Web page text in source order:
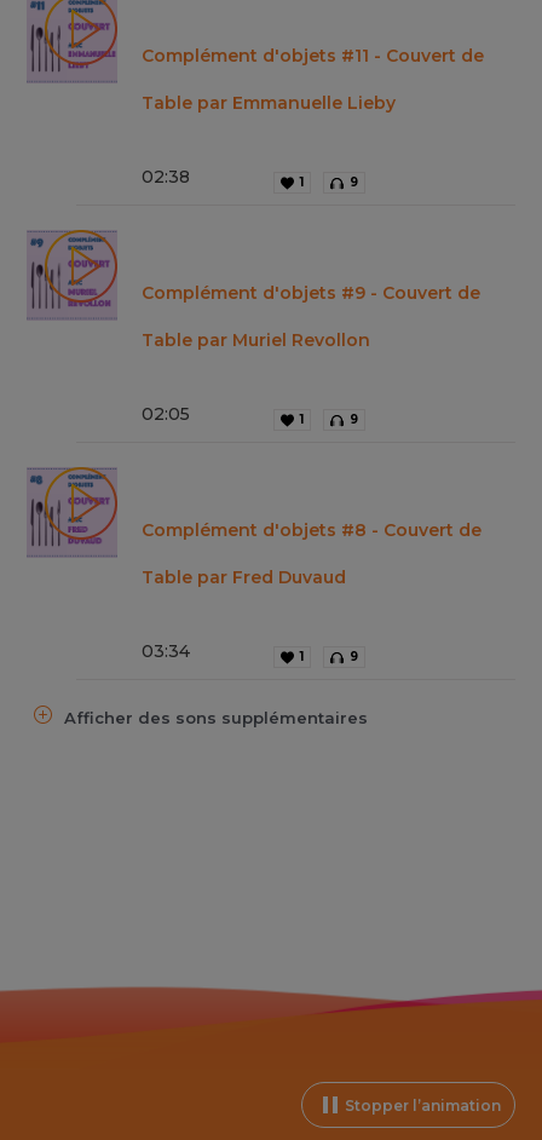
Complément d'objets #11 - Couvert de
Table par Emmanuelle Lieby
02:38 1 9
Complément d'objets #9 - Couvert de
Table par Muriel Revollon
02:05 1 9
Complément d'objets #8 - Couvert de
Table par Fred Duvaud
03:34 1 9
Afficher des sons supplémentaires
Stopper l’animation